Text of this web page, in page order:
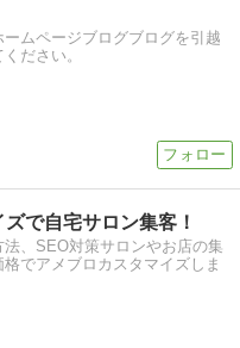
ムページブログブログを引越
ださい。
で自宅サロン集客！
、SEO対策サロンやお店の集
でアメブロカスタマイズしま